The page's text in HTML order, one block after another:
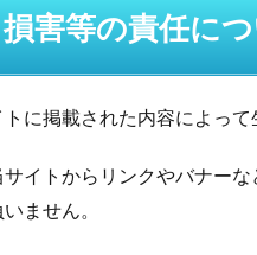
害等の責任に
トに掲載された内容によっ
サイトからリンクやバナー
ません。